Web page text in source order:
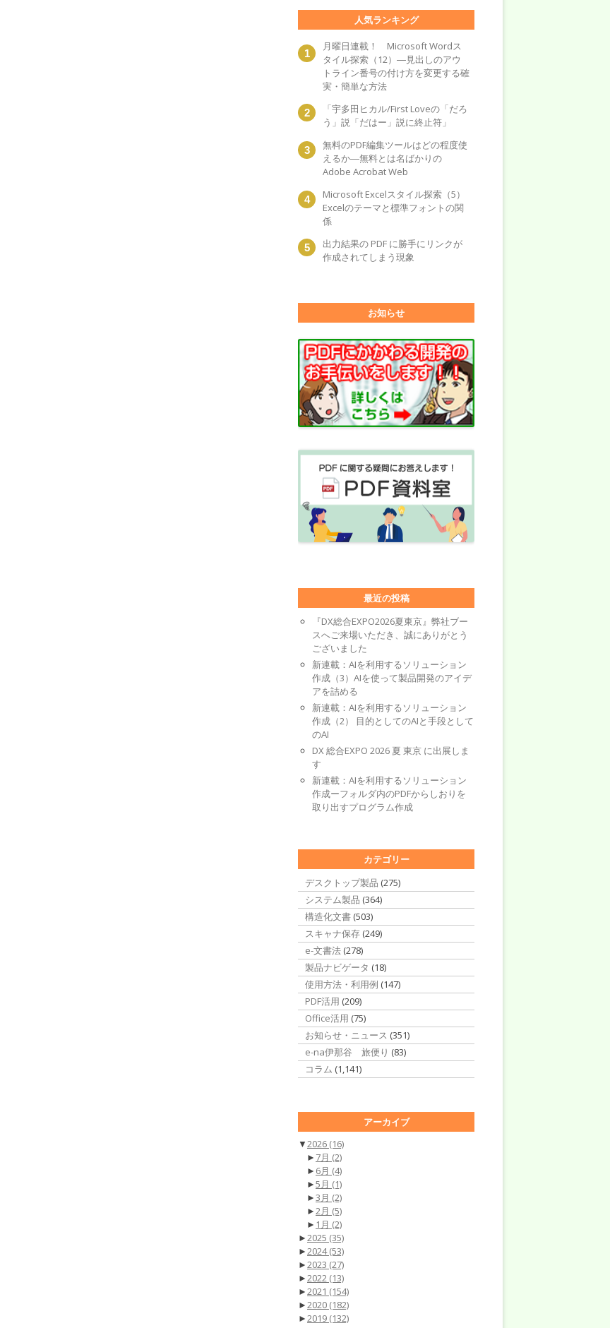
人気ランキング
月曜日連載！ Microsoft Wordス
タイル探索（12）―見出しのアウ
トライン番号の付け方を変更する確
実・簡単な方法
「宇多田ヒカル/First Loveの「だろ
う」説「だはー」説に終止符」
無料のPDF編集ツールはどの程度使
えるか―無料とは名ばかりの
Adobe Acrobat Web
Microsoft Excelスタイル探索（5）
Excelのテーマと標準フォントの関
係
出力結果の PDF に勝手にリンクが
作成されてしまう現象
お知らせ
最近の投稿
『DX総合EXPO2026夏東京』弊社ブー
スへご来場いただき、誠にありがとう
ございました
新連載：AIを利用するソリューション
作成（3）AIを使って製品開発のアイデ
アを詰める
新連載：AIを利用するソリューション
作成（2） 目的としてのAIと手段として
のAI
DX 総合EXPO 2026 夏 東京 に出展しま
す
新連載：AIを利用するソリューション
作成ーフォルダ内のPDFからしおりを
取り出すプログラム作成
カテゴリー
デスクトップ製品 (275)
システム製品 (364)
構造化文書 (503)
スキャナ保存 (249)
e-文書法 (278)
製品ナビゲータ (18)
使用方法・利用例 (147)
PDF活用 (209)
Office活用 (75)
お知らせ・ニュース (351)
e-na伊那谷 旅便り (83)
コラム (1,141)
アーカイブ
▼2026 (16)
► 7月 (2)
► 6月 (4)
►5月 (1)
►3月 (2)
►2月 (5)
► 1月 (2)
►2025 (35)
►2024(53)
►2023 (27)
►2022 (13)
►2021 (154)
►2020 (182)
►2019 (132)